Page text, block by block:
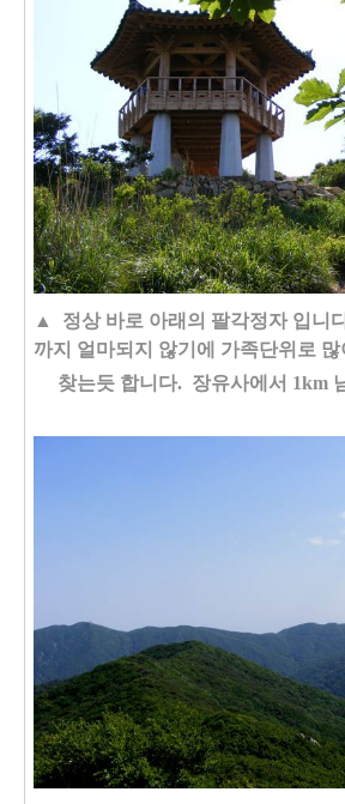
▲ 정상 바로 아래의 팔각정자 입니
까지 얼마되지 않기에 가족단위로 많
찾는듯 합니다. 장유사에서 1km